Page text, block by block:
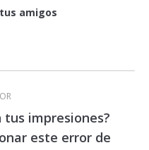
amigos
tus impresiones?
este error de